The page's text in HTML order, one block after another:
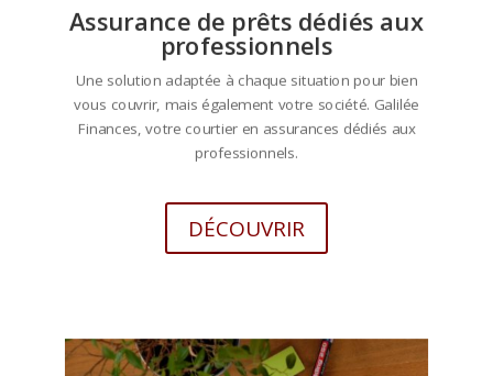
Assurance de prêts dédiés aux
professionnels
Une solution adaptée à chaque situation pour bien
vous couvrir, mais également votre société. Galilée
Finances, votre courtier en assurances dédiés aux
professionnels.
DÉCOUVRIR